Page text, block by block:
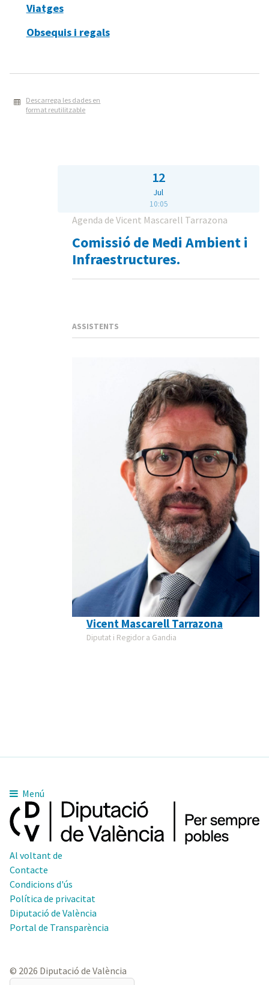
Viatges
Obsequis i regals
Descarrega les dades en
format reutilitzable
12
Jul
10:05
Agenda de Vicent Mascarell Tarrazona
Comissió de Medi Ambient i
Infraestructures.
ASSISTENTS
Vicent Mascarell Tarrazona
Diputat i Regidor a Gandia
Menú
Al voltant de
Contacte
Condicions d'ús
Política de privacitat
Diputació de València
Portal de Transparència
© 2026 Diputació de València